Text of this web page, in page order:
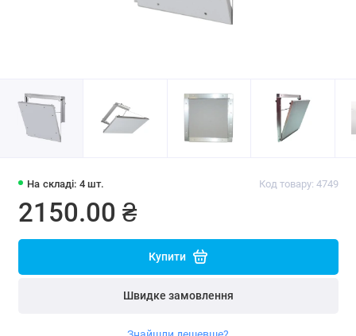
На складі: 4 шт. Код товару: 4749
2150.00 ₴
Купити
Швидке замовлення